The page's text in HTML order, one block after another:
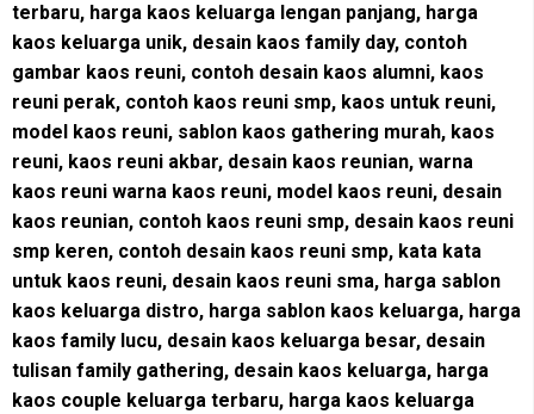
terbaru, harga kaos keluarga lengan panjang, harga
kaos keluarga unik, desain kaos family day, contoh
gambar kaos reuni, contoh desain kaos alumni, kaos
reuni perak, contoh kaos reuni smp, kaos untuk reuni,
model kaos reuni, sablon kaos gathering murah, kaos
reuni, kaos reuni akbar, desain kaos reunian, warna
kaos reuni warna kaos reuni, model kaos reuni, desain
kaos reunian, contoh kaos reuni smp, desain kaos reuni
smp keren, contoh desain kaos reuni smp, kata kata
untuk kaos reuni, desain kaos reuni sma, harga sablon
kaos keluarga distro, harga sablon kaos keluarga, harga
kaos family lucu, desain kaos keluarga besar, desain
tulisan family gathering, desain kaos keluarga, harga
kaos couple keluarga terbaru, harga kaos keluarga